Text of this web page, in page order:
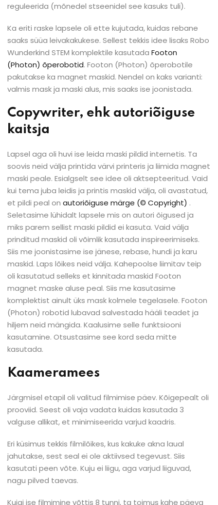
reguleerida (mõnedel stseenidel see kasuks tuli).
Ka eriti raske lapsele oli ette kujutada, kuidas rebane
saaks süüa leivakakukese. Sellest tekkis idee lisaks Robo
Wunderkind STEM komplektile kasutada Footon
(Photon) õperobotid. Footon (Photon) õperobotile
pakutakse ka magnet maskid. Nendel on kaks varianti:
valmis mask ja maski alus, mis saaks ise joonistada.
Copywriter, ehk autoriõiguse
kaitsja
Lapsel aga oli huvi ise leida maski pildid internetis. Ta
soovis neid välja printida värvi printeris ja liimida magnet
maski peale. Esialgselt see idee oli aktsepteeritud. Vaid
kui tema juba leidis ja printis maskid välja, oli avastatud,
et pildi peal on autoriõiguse märge (© Copyright) .
Seletasime lühidalt lapsele mis on autori õigused ja
miks parem sellist maski pildid ei kasuta. Vaid välja
prinditud maskid oli võimlik kasutada inspireerimiseks.
Siis me joonistasime ise jänese, rebase, hundi ja karu
maskid. Laps lõikes neid välja. Kahepoolse liimitav teip
oli kasutatud selleks et kinnitada maskid Footon
magnet maske aluse peal. Siis me kasutasime
komplektist ainult üks mask kolmele tegelasele. Footon
(Photon) robotid lubavad salvestada hääli teadet ja
hiljem neid mängida. Kaalusime selle funktsiooni
kasutamine. Otsustasime see kord seda mitte
kasutada.
Kaameramees
Järgmisel etapil oli valitud filmimise päev. Kõigepealt oli
prooviid. Seest oli vaja vadata kuidas kasutada 3
valguse allikat, et minimiseerida varjud kaadris.
Eri küsimus tekkis filmilõikes, kus kakuke akna laual
jahutakse, sest seal ei ole aktiivsed tegevust. Siis
kasutati peen võte. Kuju ei liigu, aga varjud liiguvad,
nagu pilved taevas.
Kuigi ise filmimine võttis 8 tunni, ta toimus kahe päeva